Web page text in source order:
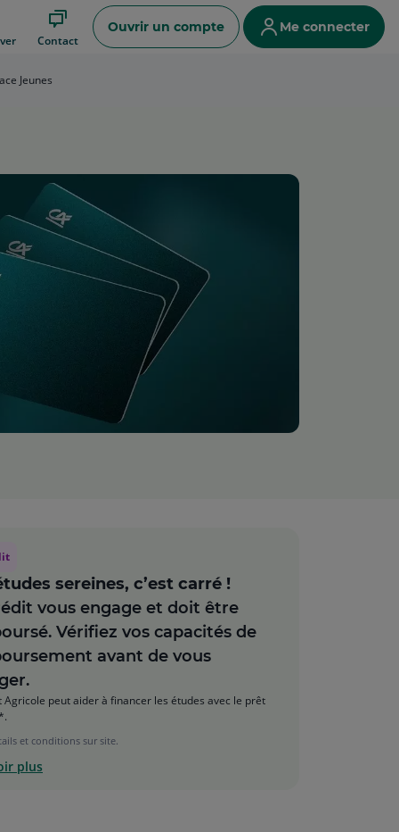
Contact
Ouvrir un compte Me connecter
Jeunes
sereines, c’est carré !
vous engage et doit être
Vérifiez vos capacités de
avant de vous
Agricole peut aider à financer les études avec le prêt
et conditions sur site.
plus